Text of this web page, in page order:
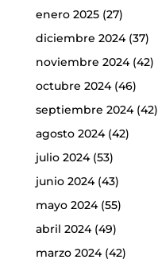
enero 2025(27)
diciembre 2024(37)
noviembre 2024(42)
octubre 2024(46)
septiembre 2024(42)
agosto 2024(42)
julio 2024(53)
junio 2024(43)
mayo 2024(55)
abril 2024(49)
marzo 2024(42)